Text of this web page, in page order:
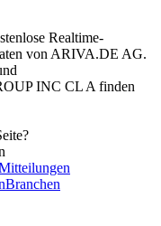
Realtime-
von ARIVA.DE AG.
INC CL A finden
Branchen